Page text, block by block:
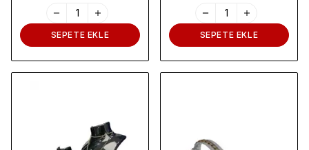
SEPETE EKLE SEPETE EKLE